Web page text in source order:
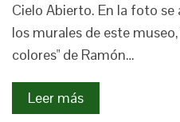
Cielo Abierto. En la foto
los murales de este
colores" de Ramón…
Leer más